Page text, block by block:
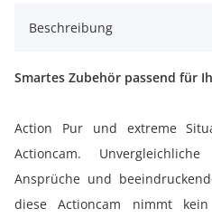
Beschreibung
Smartes Zubehör passend für
Action Pur und extreme
Actioncam.
Ansprüche und
diese Actioncam nimmt